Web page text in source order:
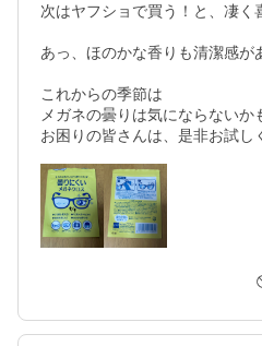
次はヤフショで買う！と、凄く
あっ、ほのかな香りも清潔感
これからの季節は
メガネの曇りは気にならないか